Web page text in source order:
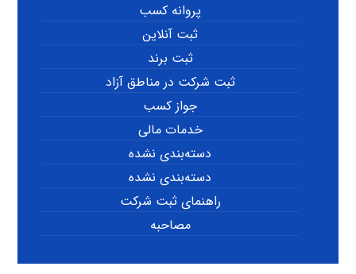
پروانه کسب
ثبت آنلاین
ثبت برند
ثبت شرکت در مناطق آزاد
جواز کسب
خدمات مالی
دسته‌بندی نشده
دسته‌بندی نشده
راهنمای ثبت شرکت
مصاحبه